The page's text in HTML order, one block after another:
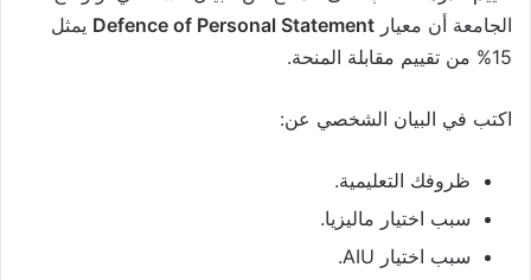
الجامعة أن معيار Defence of Personal Statement يمثل
15% من تقييم مقابلة المنحة.
اكتب في البيان الشخصي عن:
ظروفك التعليمية.
سبب اختيار ماليزيا.
سبب اختيار AIU.